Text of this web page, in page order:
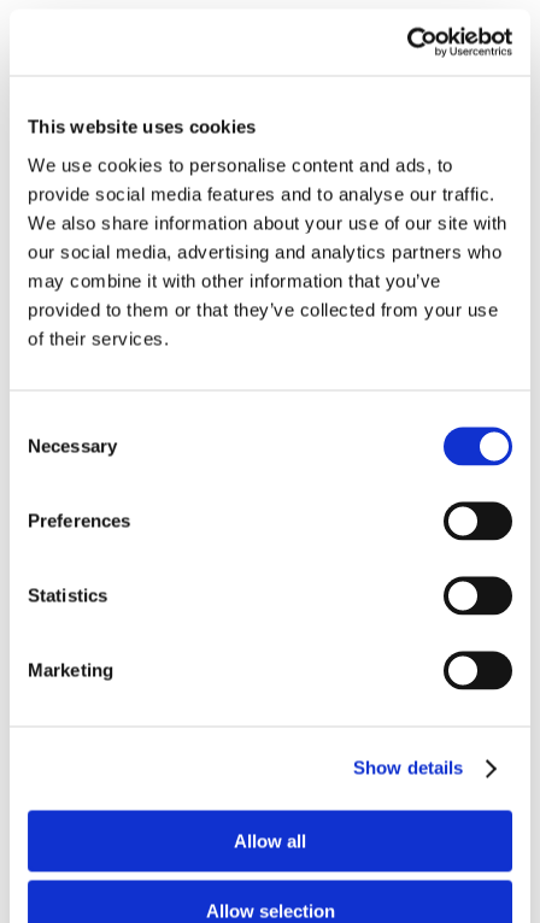
This website uses cookies
We use cookies to personalise content and ads, to
provide social media features and to analyse our traffic.
We also share information about your use of our site with
our social media, advertising and analytics partners who
may combine it with other information that you’ve
provided to them or that they’ve collected from your use
of their services.
Selection
Necessary
Preferences
Statistics
Marketing
Show details
Allow all
Allow selection
società sportiva e fondato il suo erroneo
convincimento sulla considerazione che nello
15) che prevedeva, genericamente, che in caso
di nomina di un Consiglio di Amministrazione
la rappresentanza sarebbe spettata a ciascuno
dei componenti disgiuntamente.
Il Tribunale Federale Nazionale non aveva,
invece, considerato la presenza nello statuto
l’attribuzione del potere di rappresentanza
eventualmente in giudizio, attribuendo tale
Amministrazione e, ai componenti del C.D.A.,
loro conferiti nell’atto di nomina
pregiudizievole è stato immediato il reclamo
ministero del Prof. Avv. Sergio Nicola Aldo
Scicchitano – avverso la sentenza e dinanzi
alla Corte Federale di Appello.